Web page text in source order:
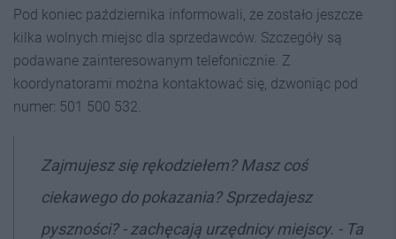
Pod koniec października informowali, że zostało jeszcze
kilka wolnych miejsc dla sprzedawców. Szczegóły są
podawane zainteresowanym telefonicznie. Z
koordynatorami można kontaktować się, dzwoniąc pod
numer: 501 500 532.
Zajmujesz się rękodziełem? Masz coś
ciekawego do pokazania? Sprzedajesz
pyszności? - zachęcają urzędnicy miejscy. - Ta